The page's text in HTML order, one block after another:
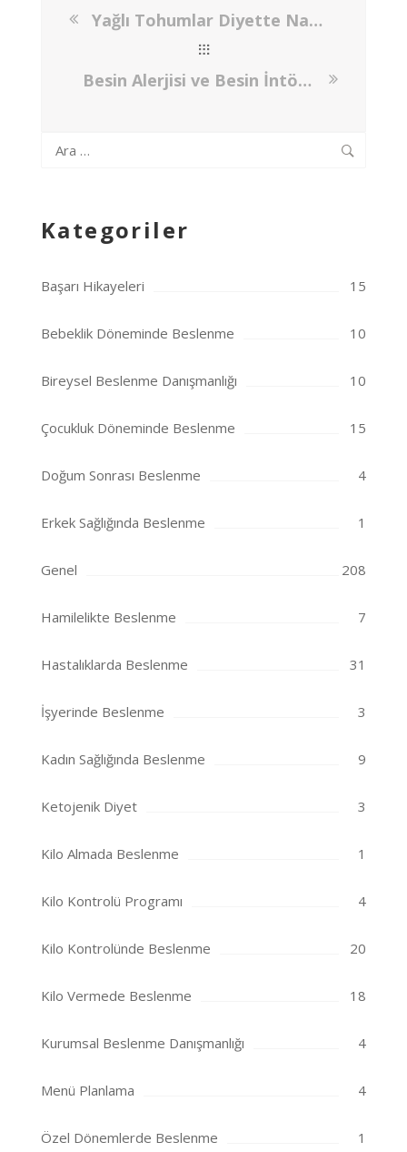
Yağlı Tohumlar Diyette Nasıl Kullanılırlar?
Besin Alerjisi ve Besin İntöleransı
Arama:
Kategoriler
Başarı Hikayeleri 15
Bebeklik Döneminde Beslenme 10
Bireysel Beslenme Danışmanlığı 10
Çocukluk Döneminde Beslenme 15
Doğum Sonrası Beslenme 4
Erkek Sağlığında Beslenme 1
Genel 208
Hamilelikte Beslenme 7
Hastalıklarda Beslenme 31
İşyerinde Beslenme 3
Kadın Sağlığında Beslenme 9
Ketojenik Diyet 3
Kilo Almada Beslenme 1
Kilo Kontrolü Programı 4
Kilo Kontrolünde Beslenme 20
Kilo Vermede Beslenme 18
Kurumsal Beslenme Danışmanlığı 4
Menü Planlama 4
Özel Dönemlerde Beslenme 1